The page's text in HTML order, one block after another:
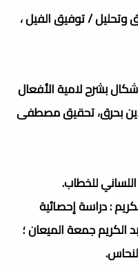
وتحليل / توفيق الفيل ،
بشرح لامية الأفعال
بحرق، تحقيق مصطفى
للخطاب.
: دراسة إحصائية
جمعة الميعان ؛